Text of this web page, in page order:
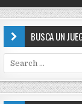
BUSCA UN
e
a
r